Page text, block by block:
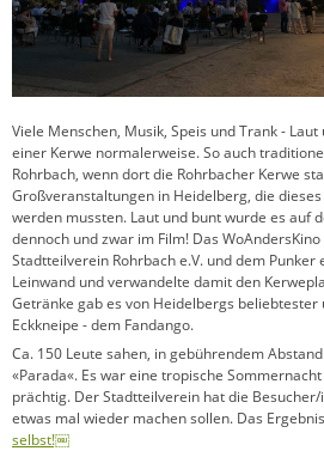
Viele Menschen, Musik, Speis und Trank -
einer Kerwe normalerweise. So auch
Rohrbach, wenn dort die Rohrbacher Kerwe
Großveranstaltungen in Heidelberg, die
werden mussten. Laut und bunt wurde es auf
dennoch und zwar im Film! Das
Stadtteilverein Rohrbach e.V. und dem Punker
Leinwand und verwandelte damit den
Getränke gab es von Heidelbergs
Eckkneipe - dem Fandango.
Ca. 150 Leute sahen, in gebührendem
«Parada«. Es war eine tropische
prächtig. Der Stadtteilverein hat die
etwas mal wieder machen sollen. Das
selbst!￼